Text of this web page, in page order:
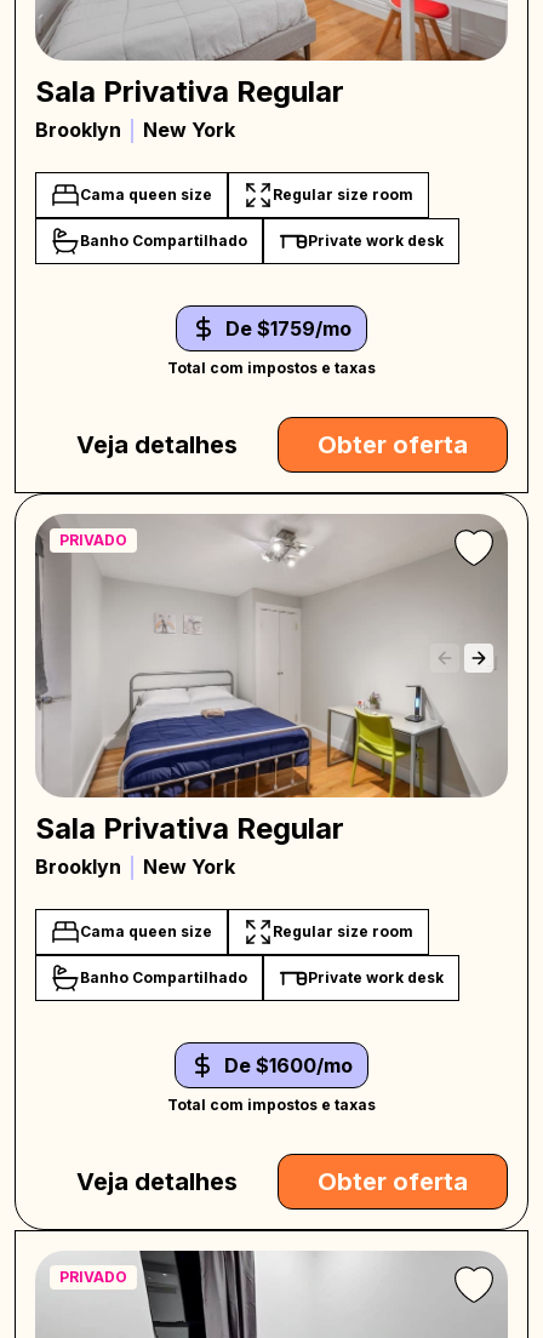
Sala Privativa Regular
Brooklyn New York
Cama queen size Regular size room
Banho Compartilhado Private work desk
De $1759/mo
Total com impostos e taxas
Veja detalhes Obter oferta
PRIVADO
Sala Privativa Regular
Brooklyn New York
Cama queen size Regular size room
Banho Compartilhado Private work desk
De $1600/mo
Total com impostos e taxas
Veja detalhes Obter oferta
PRIVADO